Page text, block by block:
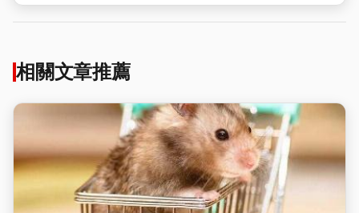
相關文章推薦